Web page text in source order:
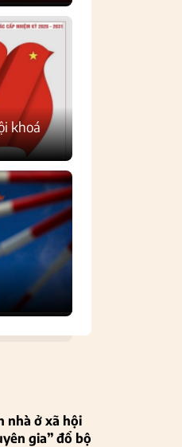
khoá
nhà ở xã hội
gia” đổ bộ